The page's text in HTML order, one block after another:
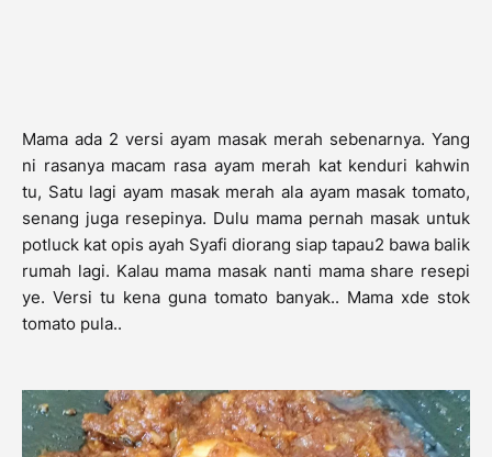
Mama ada 2 versi ayam masak merah sebenarnya. Yang
ni rasanya macam rasa ayam merah kat kenduri kahwin
tu, Satu lagi ayam masak merah ala ayam masak tomato,
senang juga resepinya. Dulu mama pernah masak untuk
potluck kat opis ayah Syafi diorang siap tapau2 bawa balik
rumah lagi. Kalau mama masak nanti mama share resepi
ye. Versi tu kena guna tomato banyak.. Mama xde stok
tomato pula..